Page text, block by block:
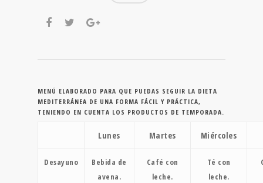
MENÚ ELABORADO PARA QUE PUEDAS SEGUIR LA DIETA
MEDITERRÁNEA DE UNA FORMA FÁCIL Y PRÁCTICA,
TENIENDO EN CUENTA LOS PRODUCTOS DE TEMPORADA.
Lunes Martes Miércoles
Desayuno
Bebida de
avena.
Café con
leche.
Té con
leche.